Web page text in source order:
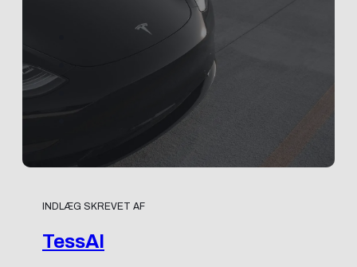
INDLÆG SKREVET AF
TessAI